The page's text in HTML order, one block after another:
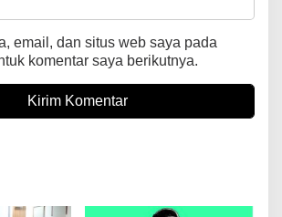
email, dan situs web saya pada
komentar saya berikutnya.